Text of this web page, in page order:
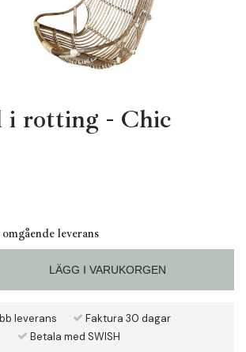
i rotting - Chic
leverans
LÄGG I VARUKORGEN
leverans
Faktura 30 dagar
Betala med SWISH